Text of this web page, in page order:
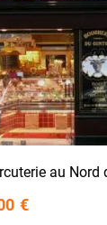
au Nord
€